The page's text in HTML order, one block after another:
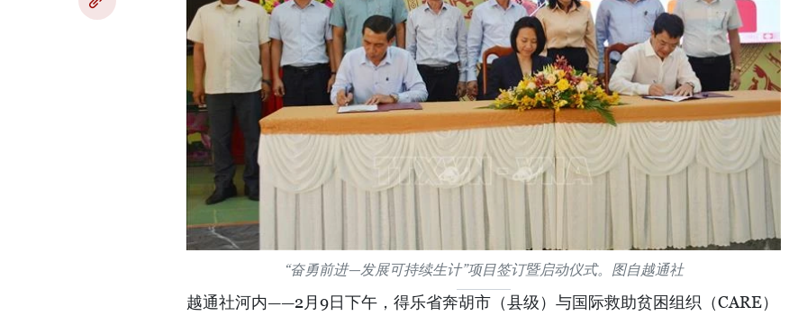
“奋勇前进—发展可持续生计”项目签订暨启动仪式。图自越通社
越通社河内——2月9日下午，得乐省奔胡市（县级）与国际救助贫困组织（CARE）